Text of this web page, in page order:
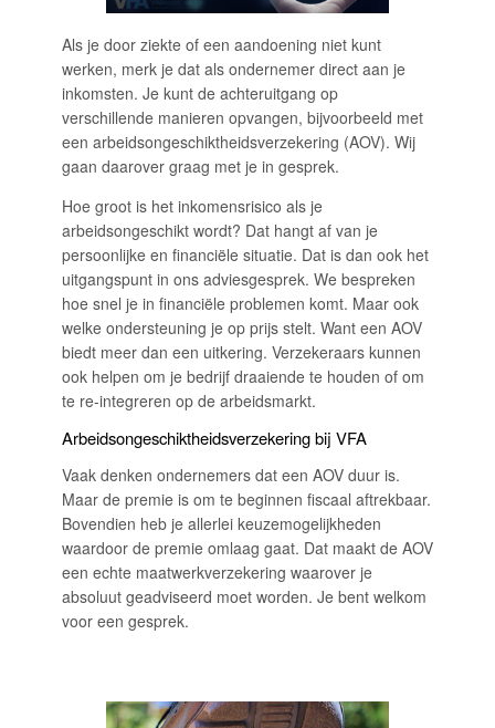
Als je door ziekte of een aandoening niet kunt
werken, merk je dat als ondernemer direct aan je
inkomsten. Je kunt de achteruitgang op
verschillende manieren opvangen, bijvoorbeeld met
een arbeidsongeschiktheidsverzekering (AOV). Wij
gaan daarover graag met je in gesprek.
Hoe groot is het inkomensrisico als je
arbeidsongeschikt wordt? Dat hangt af van je
persoonlijke en financiële situatie. Dat is dan ook het
uitgangspunt in ons adviesgesprek. We bespreken
hoe snel je in financiële problemen komt. Maar ook
welke ondersteuning je op prijs stelt. Want een AOV
biedt meer dan een uitkering. Verzekeraars kunnen
ook helpen om je bedrijf draaiende te houden of om
te re-integreren op de arbeidsmarkt.
Arbeidsongeschiktheidsverzekering bij VFA
Vaak denken ondernemers dat een AOV duur is.
Maar de premie is om te beginnen fiscaal aftrekbaar.
Bovendien heb je allerlei keuzemogelijkheden
waardoor de premie omlaag gaat. Dat maakt de AOV
een echte maatwerkverzekering waarover je
absoluut geadviseerd moet worden. Je bent welkom
voor een gesprek.